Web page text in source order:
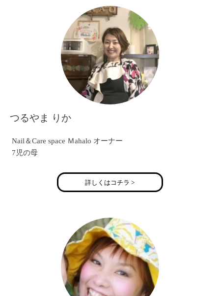
つるやま りか
Nail＆Care space Ｍahalo オーナー
7児の母
詳しくはコチラ >